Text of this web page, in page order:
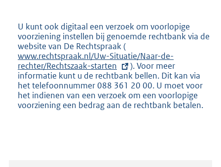
U kunt ook digitaal een verzoek om voorlopige
voorziening instellen bij genoemde rechtbank via de
website van De Rechtspraak (
x
t
e
r
n
e
www.rechtspraak.nl/Uw-Situatie/Naar-de-
rechter/Rechtszaak-starten
). Voor meer
informatie kunt u de rechtbank bellen. Dit kan via
het telefoonnummer 088 361 20 00. U moet voor
het indienen van een verzoek om een voorlopige
voorziening een bedrag aan de rechtbank betalen.